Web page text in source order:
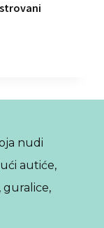
nudi
autiće,